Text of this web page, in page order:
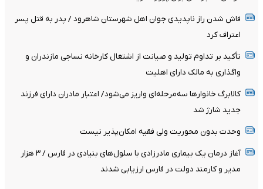
فاش شدن راز ناپدیدی جوان اهل شهرستان شاهرود / پدر به قتل پسر
اعتراف کرد
تأکید بر تداوم تولید و صیانت از اشتغال کارخانه نساجی مازندران و
واگذاری به مالک دارای اهلیت
کالابرگ خانوارها سه‌مرحله‌ای واریز می‌شود/ اعتبار مادران دارای فرزند
جدید شارژ شد
وحدت بدون محوریت ولی فقیه امکان‌پذیر نیست
آغاز درمان یک بیماری مادرزادی با سلول‌های بنیادی در فارس / ۳ هزار
مدیر و کارمند دولت در فارس ارزیابی شدند